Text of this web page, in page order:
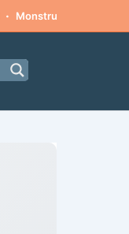
· Monstruos